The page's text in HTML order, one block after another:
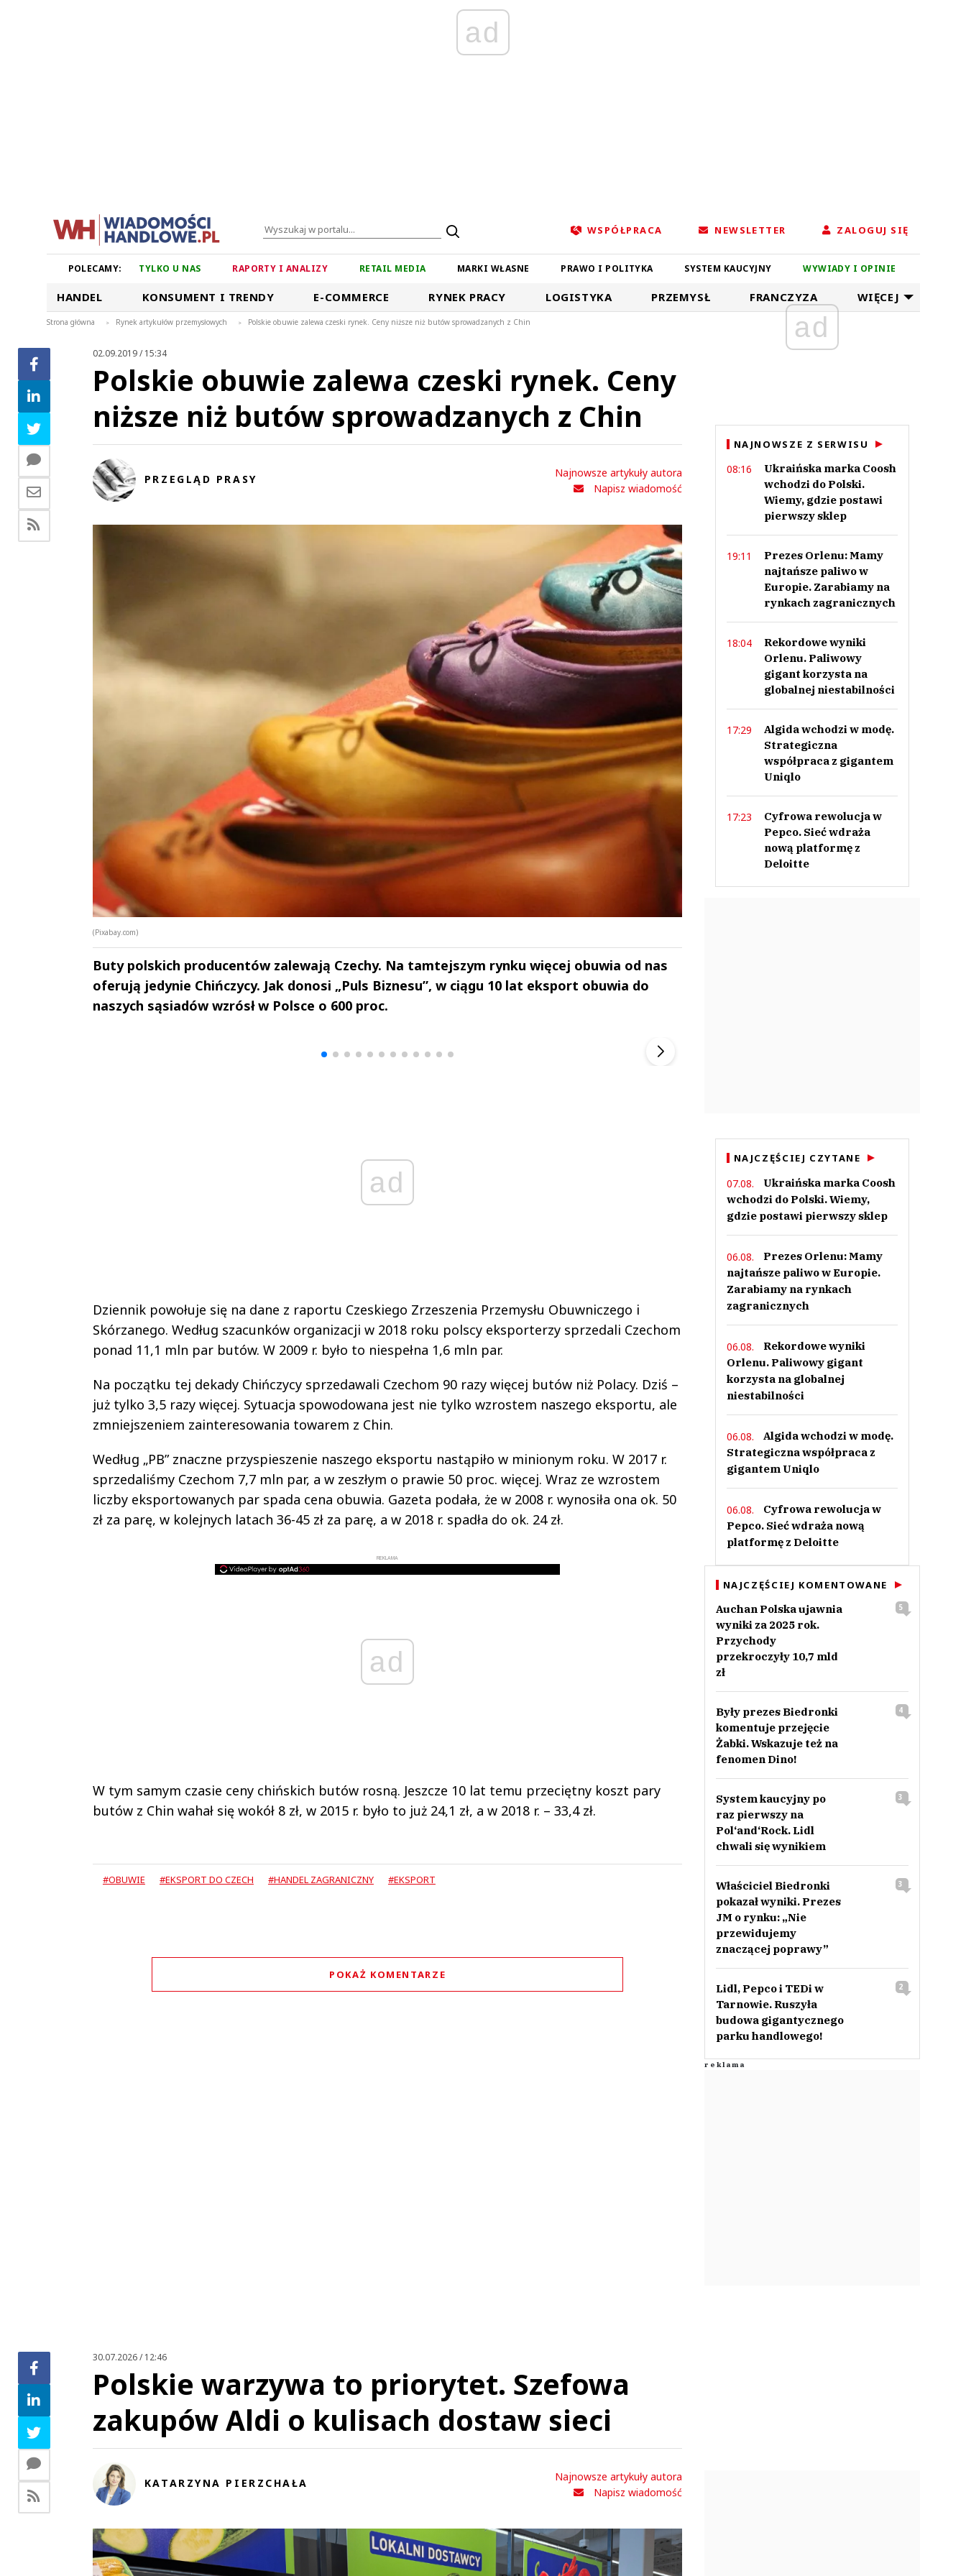
ad
WSPÓŁPRACA NEWSLETTER ZALOGUJ SIĘ
POLECAMY: TYLKO U NAS RAPORTY I ANALIZY RETAIL MEDIA MARKI WŁASNE PRAWO I POLITYKA SYSTEM KAUCYJNY WYWIADY I OPINIE
HANDEL KONSUMENT I TRENDY E-COMMERCE RYNEK PRACY LOGISTYKA PRZEMYSŁ FRANCZYZA WIĘCEJ
Strona główna > Rynek artykułów przemysłowych > Polskie obuwie zalewa czeski rynek. Ceny niższe niż butów sprowadzanych z Chin
02.09.2019 / 15:34
Polskie obuwie zalewa czeski rynek. Ceny
niższe niż butów sprowadzanych z Chin
PRZEGLĄD PRASY
Najnowsze artykuły autora
Napisz wiadomość
(Pixabay.com)
Buty polskich producentów zalewają Czechy. Na tamtejszym rynku więcej obuwia od nas
oferują jedynie Chińczycy. Jak donosi „Puls Biznesu”, w ciągu 10 lat eksport obuwia do
naszych sąsiadów wzrósł w Polsce o 600 proc.
ad
Dziennik powołuje się na dane z raportu Czeskiego Zrzeszenia Przemysłu Obuwniczego i
Skórzanego. Według szacunków organizacji w 2018 roku polscy eksporterzy sprzedali Czechom
ponad 11,1 mln par butów. W 2009 r. było to niespełna 1,6 mln par.
Na początku tej dekady Chińczycy sprzedawali Czechom 90 razy więcej butów niż Polacy. Dziś –
już tylko 3,5 razy więcej. Sytuacja spowodowana jest nie tylko wzrostem naszego eksportu, ale
zmniejszeniem zainteresowania towarem z Chin.
Według „PB” znaczne przyspieszenie naszego eksportu nastąpiło w minionym roku. W 2017 r.
sprzedaliśmy Czechom 7,7 mln par, a w zeszłym o prawie 50 proc. więcej. Wraz ze wzrostem
liczby eksportowanych par spada cena obuwia. Gazeta podała, że w 2008 r. wynosiła ona ok. 50
zł za parę, w kolejnych latach 36-45 zł za parę, a w 2018 r. spadła do ok. 24 zł.
REKLAMA
ad
W tym samym czasie ceny chińskich butów rosną. Jeszcze 10 lat temu przeciętny koszt pary
butów z Chin wahał się wokół 8 zł, w 2015 r. było to już 24,1 zł, a w 2018 r. – 33,4 zł.
#OBUWIE #EKSPORT DO CZECH #HANDEL ZAGRANICZNY #EKSPORT
POKAŻ KOMENTARZE
D.
Odpowiedz
1
Zostaw swoje komentarze
Anuluj
Andrzej i Marta
Sterniccy
Marta i Andrzej
ad
NAJNOWSZE Z SERWISU
08:16
Ukraińska marka Coosh
wchodzi do Polski.
Wiemy, gdzie postawi
pierwszy sklep
19:11
Prezes Orlenu: Mamy
najtańsze paliwo w
Europie. Zarabiamy na
rynkach zagranicznych
18:04
Rekordowe wyniki
Orlenu. Paliwowy
gigant korzysta na
globalnej niestabilności
17:29
Algida wchodzi w modę.
Strategiczna
współpraca z gigantem
Uniqlo
17:23
Cyfrowa rewolucja w
Pepco. Sieć wdraża
nową platformę z
Deloitte
NAJCZĘŚCIEJ CZYTANE
07.08.
Ukraińska marka Coosh
wchodzi do Polski. Wiemy,
gdzie postawi pierwszy sklep
06.08.
Prezes Orlenu: Mamy
najtańsze paliwo w Europie.
Zarabiamy na rynkach
zagranicznych
06.08.
Rekordowe wyniki
Orlenu. Paliwowy gigant
korzysta na globalnej
niestabilności
06.08.
Algida wchodzi w modę.
Strategiczna współpraca z
gigantem Uniqlo
06.08.
Cyfrowa rewolucja w
Pepco. Sieć wdraża nową
platformę z Deloitte
NAJCZĘŚCIEJ KOMENTOWANE
Auchan Polska ujawnia
wyniki za 2025 rok.
Przychody
przekroczyły 10,7 mld
zł
5
Były prezes Biedronki
komentuje przejęcie
Żabki. Wskazuje też na
fenomen Dino!
4
System kaucyjny po
raz pierwszy na
Pol‘and‘Rock. Lidl
chwali się wynikiem
3
Właściciel Biedronki
pokazał wyniki. Prezes
JM o rynku: „Nie
przewidujemy
znaczącej poprawy”
3
Lidl, Pepco i TEDi w
Tarnowie. Ruszyła
budowa gigantycznego
parku handlowego!
2
30.07.2026 / 12:46
Polskie warzywa to priorytet. Szefowa
zakupów Aldi o kulisach dostaw sieci
KATARZYNA PIERZCHAŁA
Najnowsze artykuły autora
Napisz wiadomość